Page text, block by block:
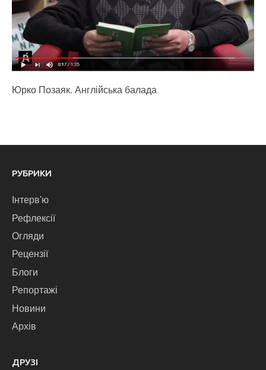
Юрко Позаяк. Англійська балада
РУБРИКИ
Інтерв'ю
Рефлексії
Огляди
Рецензії
Блоги
Репортажі
Новини
Архів
ДРУЗІ